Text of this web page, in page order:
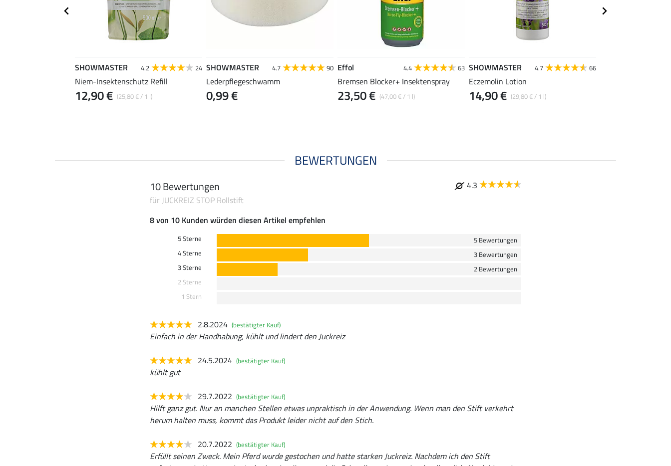
SHOWMASTER 4.2 24
Niem-Insektenschutz Refill
(25,80 € / 1 l)
12,90 €
SHOWMASTER 4.7 90
Lederpflegeschwamm
0,99 €
Effol 4.4 63
Bremsen Blocker+ Insektenspray
(47,00 € / 1 l)
23,50 €
SHOWMASTER 4.7 66
Eczemolin Lotion
(29,80 € / 1 l)
14,90 €
BEWERTUNGEN
10 Bewertungen
4.3
für JUCKREIZ STOP Rollstift
8 von 10 Kunden würden diesen Artikel empfehlen
5 Sterne
5 Bewertungen
4 Sterne
3 Bewertungen
3 Sterne
2 Bewertungen
2 Sterne
1 Stern
2.8.2024 (bestätigter Kauf)
Einfach in der Handhabung, kühlt und lindert den Juckreiz
24.5.2024 (bestätigter Kauf)
kühlt gut
29.7.2022 (bestätigter Kauf)
Hilft ganz gut. Nur an manchen Stellen etwas unpraktisch in der Anwendung. Wenn man den Stift verkehrt
herum halten muss, kommt das Produkt leider nicht auf den Stich.
20.7.2022 (bestätigter Kauf)
Erfüllt seinen Zweck. Mein Pferd wurde gestochen und hatte starken Juckreiz. Nachdem ich den Stift